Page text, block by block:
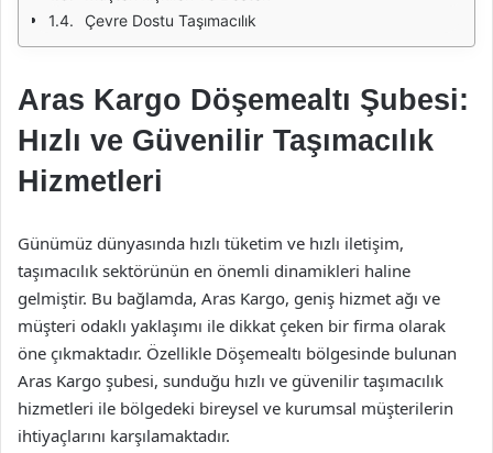
Çevre Dostu Taşımacılık
Aras Kargo Döşemealtı Şubesi:
Hızlı ve Güvenilir Taşımacılık
Hizmetleri
Günümüz dünyasında hızlı tüketim ve hızlı iletişim,
taşımacılık sektörünün en önemli dinamikleri haline
gelmiştir. Bu bağlamda, Aras Kargo, geniş hizmet ağı ve
müşteri odaklı yaklaşımı ile dikkat çeken bir firma olarak
öne çıkmaktadır. Özellikle Döşemealtı bölgesinde bulunan
Aras Kargo şubesi, sunduğu hızlı ve güvenilir taşımacılık
hizmetleri ile bölgedeki bireysel ve kurumsal müşterilerin
ihtiyaçlarını karşılamaktadır.